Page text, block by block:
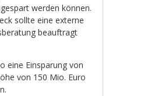
werden können.
sollte eine externe
beauftragt
eine Einsparung von
von 150 Mio. Euro